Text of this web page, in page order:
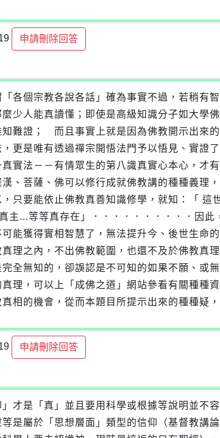
申請刪除回答
各個宗教各說各話」確為事實不過，若稍有
少人能真讀懂；即使是高級知識分子如大學
難證； 而且事實上就是因為佛教開示出來
更是唯有透過禪宗開悟法門予以悟見、實證
實法－－有情眾生的第八識真實心本心，才
、菩薩、佛可以修行成就佛教講的種種義理
只要能依止佛教真善知識修學，就知：「
主...等等真存在」．．．．．．．．．．因
能獲得實相智慧了，無法提升今、後世生命
理之內，不出佛教範圍，也還不及於佛教真
全無知的，卻誤認是不可知的如果不願、或
理，可以上「成佛之道」網站參看有關種種
相的機會，從而本題目所提示出來的種種疑
申請刪除回答
才是「真」並且要用科學或根據等說明並不
是屬於「思想層面」類型的信仰（基督教講